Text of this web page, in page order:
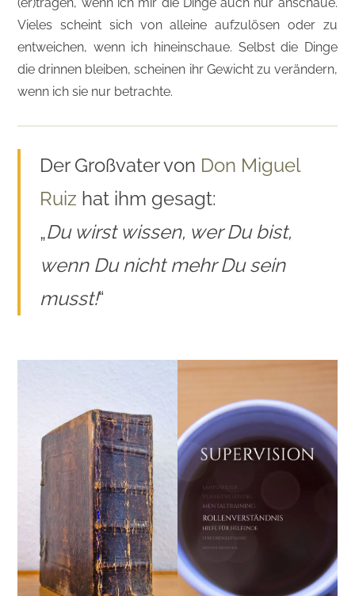
Vieles scheint sich von alleine aufzulösen oder zu
entweichen, wenn ich hineinschaue. Selbst die Dinge
die drinnen bleiben, scheinen ihr Gewicht zu verändern,
wenn ich sie nur betrachte.
Der Großvater von Don Miguel
Ruiz hat ihm gesagt:
„Du wirst wissen, wer Du bist,
wenn Du nicht mehr Du sein
musst!“